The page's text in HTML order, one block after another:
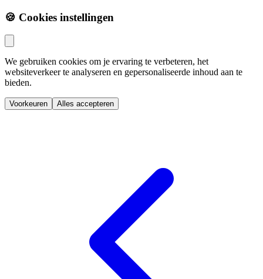
🍪 Cookies instellingen
We gebruiken cookies om je ervaring te verbeteren, het
websiteverkeer te analyseren en gepersonaliseerde inhoud aan te
bieden.
Voorkeuren Alles accepteren